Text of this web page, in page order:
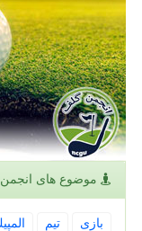
موضوع های
بازی تیم